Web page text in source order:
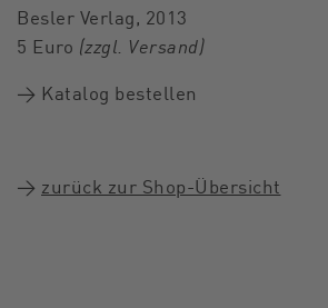
Besler Verlag, 2013
5 Euro (zzgl. Versand)
→ Katalog bestellen
→ zurück zur Shop-Übersicht